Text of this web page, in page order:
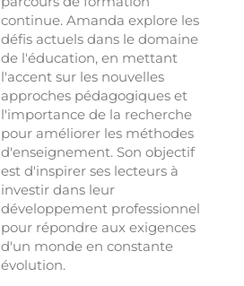
continue. Amanda explore les
défis actuels dans le domaine
de l'éducation, en mettant
l'accent sur les nouvelles
approches pédagogiques et
l'importance de la recherche
pour améliorer les méthodes
d'enseignement. Son objectif
est d'inspirer ses lecteurs à
investir dans leur
développement professionnel
pour répondre aux exigences
d'un monde en constante
évolution.